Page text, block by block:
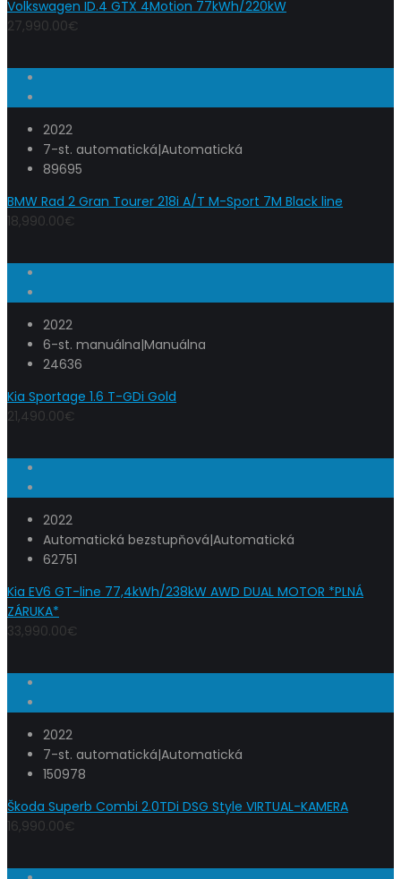
Volkswagen ID.4 GTX 4Motion 77kWh/220kW
27,990.00€
2022
7-st. automatická|Automatická
89695
BMW Rad 2 Gran Tourer 218i A/T M-Sport 7M Black line
18,990.00€
2022
6-st. manuálna|Manuálna
24636
Kia Sportage 1.6 T-GDi Gold
21,490.00€
2022
Automatická bezstupňová|Automatická
62751
Kia EV6 GT-line 77,4kWh/238kW AWD DUAL MOTOR *PLNÁ
ZÁRUKA*
33,990.00€
2022
7-st. automatická|Automatická
150978
Škoda Superb Combi 2.0TDi DSG Style VIRTUAL-KAMERA
16,990.00€